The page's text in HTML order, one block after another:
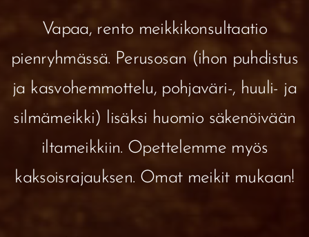
Vapaa, rento meikkikonsultaatio
pienryhmässä. Perusosan (ihon puhdistus
ja kasvohemmottelu, pohjaväri-, huuli- ja
silmämeikki) lisäksi huomio säkenöivään
iltameikkiin. Opettelemme myös
kaksoisrajauksen. Omat meikit mukaan!